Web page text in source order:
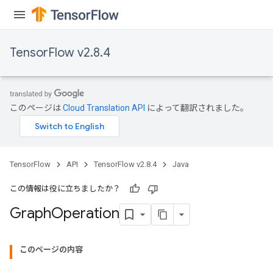
TensorFlow v2.8.4
このページはCloud Translation API によって翻訳されました。
TensorFlow API TensorFlow v2.8.4 Java
この情報は役に立ちましたか？
GraphOperation
このページの内容